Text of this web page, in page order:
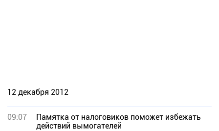
12 декабря 2012
09:07
Памятка от налоговиков поможет избежать
действий вымогателей